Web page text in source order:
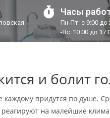
Часы
Пн-Пт: с 9:00 до
-Вс: 10:00 до
и болит
придутся по душе.
на малейшие